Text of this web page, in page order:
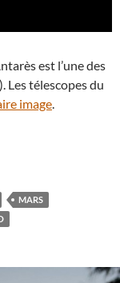
est l’une des
Les télescopes du
image.
célestes du
MARS